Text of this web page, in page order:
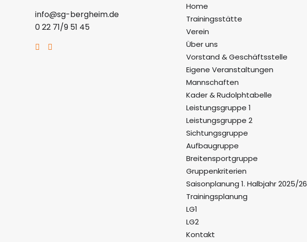
info@sg-bergheim.de
0 22 71/9 51 45
Home
Trainingsstätte
Verein
Über uns
Vorstand & Geschäftsstelle
Eigene Veranstaltungen
Mannschaften
Kader & Rudolphtabelle
Leistungsgruppe 1
Leistungsgruppe 2
Sichtungsgruppe
Aufbaugruppe
Breitensportgruppe
Gruppenkriterien
Saisonplanung 1. Halbjahr 2025/26
Trainingsplanung
LG1
LG2
Kontakt